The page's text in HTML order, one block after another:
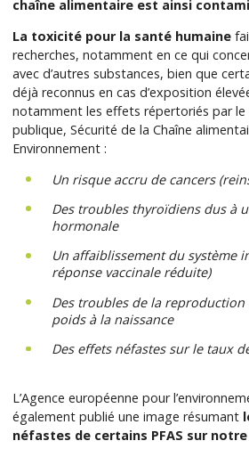
chaîne alimentaire est ainsi
La toxicité pour la santé humaine
recherches, notamment en ce qui
avec d’autres substances, bien que
déjà reconnus en cas d’exposition
notamment les effets répertoriés par le
publique, Sécurité de la Chaîne
Environnement :
Un risque accru de cancers
Des troubles thyroïdiens dus à
hormonale
Un affaiblissement du système
réponse vaccinale réduite)
Des troubles de la reproduction
poids à la naissance
Des effets néfastes sur le taux
L’Agence européenne pour
également publié une image résumant
néfastes de certains PFAS sur